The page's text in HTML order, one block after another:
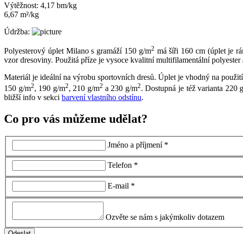
Výtěžnost: 4,17 bm/kg
6,67 m²/kg
Údržba:
Polyesterový úplet Milano s gramáží 150 g/m2 má šíři 160 cm (úplet je
vzor dresoviny. Použitá příze je vysoce kvalitní multifilamentální
Materiál je ideální na výrobu sportovních dresů. Úplet je vhodný na
150 g/m2, 190 g/m2, 210 g/m2 a 230 g/m2. Dostupná je též varianta 220
bližší info v sekci barvení vlastního odstínu.
Co pro vás můžeme udělat?
Jméno a příjmení *
Telefon *
E-mail *
Ozvěte se nám s jakýmkoliv dotazem